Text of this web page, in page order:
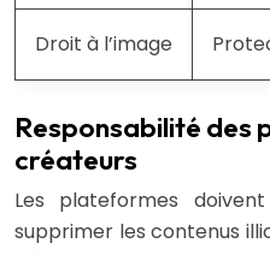
Droit à l’image
Responsabilité des
créateurs
Les plateformes
supprimer les contenus